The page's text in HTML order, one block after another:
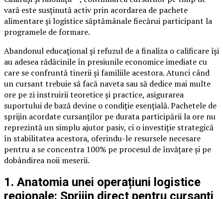
vară este susținută activ prin acordarea de pachete
alimentare și logistice săptămânale fiecărui participant la
programele de formare.
Abandonul educațional și refuzul de a finaliza o calificare își
au adesea rădăcinile în presiunile economice imediate cu
care se confruntă tinerii și familiile acestora. Atunci când
un cursant trebuie să facă naveta sau să dedice mai multe
ore pe zi instruirii teoretice și practice, asigurarea
suportului de bază devine o condiție esențială. Pachetele de
sprijin acordate cursanților pe durata participării la ore nu
reprezintă un simplu ajutor pasiv, ci o investiție strategică
în stabilitatea acestora, oferindu-le resursele necesare
pentru a se concentra 100% pe procesul de învățare și pe
dobândirea noii meserii.
1. Anatomia unei operațiuni logistice